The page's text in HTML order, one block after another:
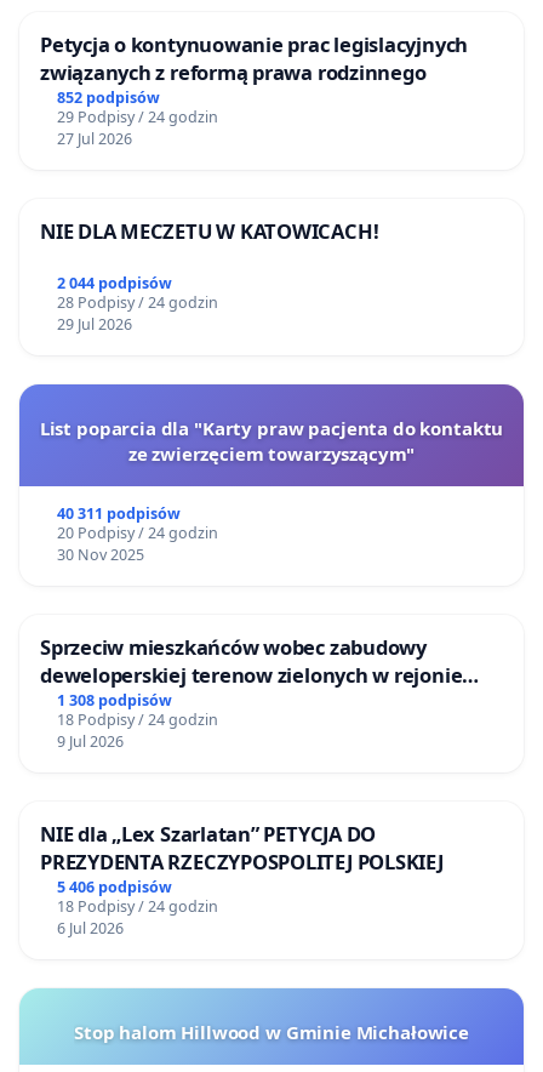
Petycja o kontynuowanie prac legislacyjnych
związanych z reformą prawa rodzinnego
852 podpisów
29 Podpisy / 24 godzin
27 Jul 2026
NIE DLA MECZETU W KATOWICACH!
2 044 podpisów
28 Podpisy / 24 godzin
29 Jul 2026
List poparcia dla "Karty praw pacjenta do kontaktu
ze zwierzęciem towarzyszącym"
40 311 podpisów
20 Podpisy / 24 godzin
30 Nov 2025
Sprzeciw mieszkańców wobec zabudowy
deweloperskiej terenow zielonych w rejonie
Bulwarów Straceńskich w Bielsku-Białej
1 308 podpisów
18 Podpisy / 24 godzin
9 Jul 2026
NIE dla „Lex Szarlatan” PETYCJA DO
PREZYDENTA RZECZYPOSPOLITEJ POLSKIEJ
5 406 podpisów
18 Podpisy / 24 godzin
6 Jul 2026
Stop halom Hillwood w Gminie Michałowice